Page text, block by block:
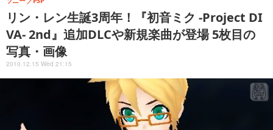
リン・レン生誕3周年！『初音ミク -Project DI
VA- 2nd』追加DLCや新規楽曲が登場 5枚目の
写真・画像
2010.12.15 Wed 21:15